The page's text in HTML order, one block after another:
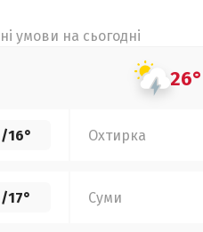
умови на сьогодні
26°
/16° Охтирка
/17° Суми